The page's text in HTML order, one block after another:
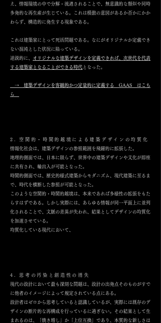
え、情報環境の中で分解・流通されることで、無意識的な類似や同時
多発的な再生産が生じている。これは模倣の意図があるか否かにかか
わらず、構造的に発生する現象である。
これは建築家にとって死活問題である。なにがオリジナルか定義でき
ない混沌とした状況に陥っている。
逆説的に、
オリジナルな建築デザインを定義できれば、次世代を代表
する建築家となることができる時代 となった。
​→ 建築デザインを客観的かつ定量的に定義する GAAS はこち
ら
2. 空間的・時間的越境による建築デザインの均質化
情報化社会は、建築デザインの参照範囲を飛躍的に拡張した。
地理的側面では、日本に限らず、世界中の建築デザインや文化が即座
に共有され、輸出入が可能となった。
時間的側面では、歴史的様式建築からモダニズム、現代建築に至るま
で、時代を横断した参照が可能となった。
このような空間的・時間的越境は、本来であれば多様性の拡張をもた
らすはずである。しかし実際には、あらゆる情報が同一平面上に並列
化されることで、文脈の差異が失われ、結果としてデザインの均質化
を加速させている。
均質化している現代において、
4. 思考の汚染と創造性の消失
現代の設計において最も深刻な問題は、設計の出発点そのものがすで
に他者のイメージによって規定されている点にある。
設計者はゼロから思考していると認識しているが、実際には既存のデ
ザインの断片的な再構成を行っているに過ぎない。その結果として生
まれるのは、「焼き増し」か「上位互換」であり、本質的な新しさは